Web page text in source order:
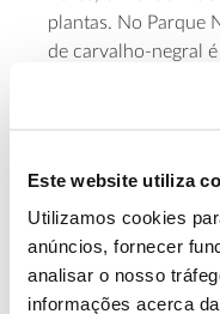
Este website utiliza
Utilizamos cookies
anúncios, fornecer
analisar o nosso
informações acerca
plantas. No Parque
de carvalho-negral
melada, que Ana
conhecer e